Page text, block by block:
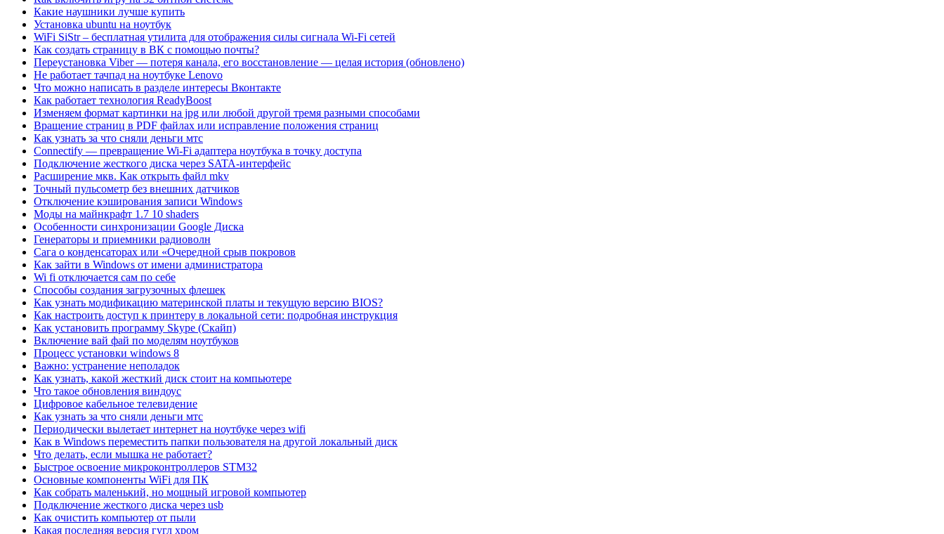
Какие наушники лучше купить
Установка ubuntu на ноутбук
WiFi SiStr – бесплатная утилита для отображения силы сигнала Wi-Fi сетей
Как создать страницу в ВК с помощью почты?
Переустановка Viber — потеря канала, его восстановление — целая история (обновлено)
Не работает тачпад на ноутбуке Lenovo
Что можно написать в разделе интересы Вконтакте
Как работает технология ReadyBoost
Изменяем формат картинки на jpg или любой другой тремя разными способами
Вращение страниц в PDF файлах или исправление положения страниц
Как узнать за что сняли деньги мтс
Connectify — превращение Wi-Fi адаптера ноутбука в точку доступа
Подключение жесткого диска через SATA-интерфейс
Расширение мкв. Как открыть файл mkv
Точный пульсометр без внешних датчиков
Отключение кэширования записи Windows
Моды на майнкрафт 1.7 10 shaders
Особенности синхронизации Google Диска
Генераторы и приемники радиоволн
Сага о конденсаторах или «Очередной срыв покровов
Как зайти в Windows от имени администратора
Wi fi отключается сам по себе
Способы создания загрузочных флешек
Как узнать модификацию материнской платы и текущую версию BIOS?
Как настроить доступ к принтеру в локальной сети: подробная инструкция
Как установить программу Skype (Скайп)
Включение вай фай по моделям ноутбуков
Процесс установки windows 8
Важно: устранение неполадок
Как узнать, какой жесткий диск стоит на компьютере
Что такое обновления виндоус
Цифровое кабельное телевидение
Как узнать за что сняли деньги мтс
Периодически вылетает интернет на ноутбуке через wifi
Как в Windows переместить папки пользователя на другой локальный диск
Что делать, если мышка не работает?
Быстрое освоение микроконтроллеров STM32
Основные компоненты WiFi для ПК
Как собрать маленький, но мощный игровой компьютер
Подключение жесткого диска через usb
Как очистить компьютер от пыли
Какая последняя версия гугл хром